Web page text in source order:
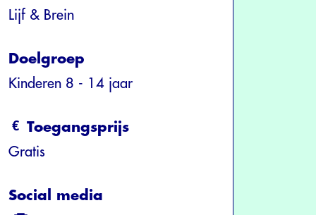
Lijf & Brein
Doelgroep
Kinderen 8 - 14 jaar
Toegangsprijs
Gratis
Social media